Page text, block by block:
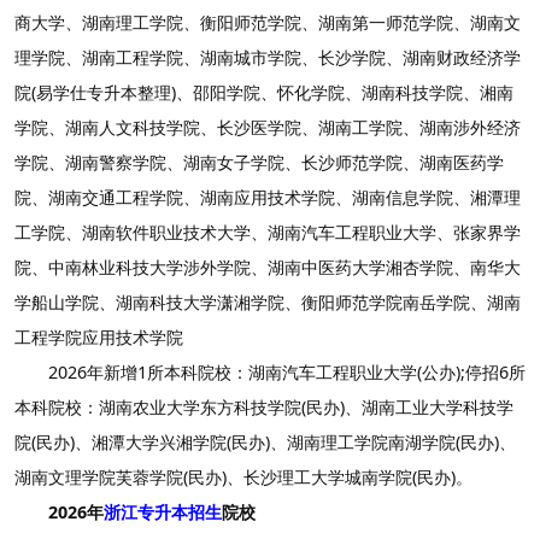
商大学、湖南理工学院、衡阳师范学院、湖南第一师范学院、湖南文
理学院、湖南工程学院、湖南城市学院、长沙学院、湖南财政经济学
院(易学仕专升本整理)、邵阳学院、怀化学院、湖南科技学院、湘南
学院、湖南人文科技学院、长沙医学院、湖南工学院、湖南涉外经济
学院、湖南警察学院、湖南女子学院、长沙师范学院、湖南医药学
院、湖南交通工程学院、湖南应用技术学院、湖南信息学院、湘潭理
工学院、湖南软件职业技术大学、湖南汽车工程职业大学、张家界学
院、中南林业科技大学涉外学院、湖南中医药大学湘杏学院、南华大
学船山学院、湖南科技大学潇湘学院、衡阳师范学院南岳学院、湖南
工程学院应用技术学院
2026年新增1所本科院校：湖南汽车工程职业大学(公办);停招6所
本科院校：湖南农业大学东方科技学院(民办)、湖南工业大学科技学
院(民办)、湘潭大学兴湘学院(民办)、湖南理工学院南湖学院(民办)、
湖南文理学院芙蓉学院(民办)、长沙理工大学城南学院(民办)。
2026年浙江专升本招生院校